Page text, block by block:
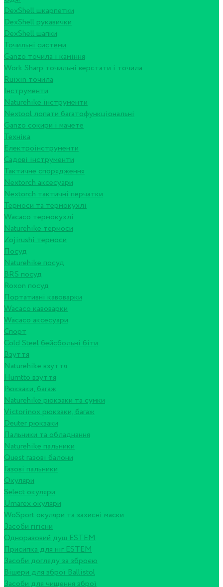
DexShell шкарпетки
DexShell рукавички
DexShell шапки
Точильні системи
Ganzo точила і каміння
Work Sharp точильні верстати і точила
Ruixin точила
Інструменти
Naturehike інструменти
Nextool лопати багатофункціональні
Ganzo сокири і мачете
Техніка
Електроінструменти
Садові інструменти
Тактичне спорядження
Nextorch аксесуари
Nextorch тактичні перчатки
Термоси та термокухлі
Wacaco термокухлі
Naturehike термоси
Zojirushi термоси
Посуд
Naturehike посуд
BRS посуд
Roxon посуд
Портативні кавоварки
Wacaco кавоварки
Wacaco аксесуари
Спорт
Cold Steel бейсбольні біти
Взуття
Naturehike взуття
Humtto взуття
Рюкзаки, багаж
Naturehike рюкзаки та сумки
Victorinox рюкзаки, багаж
Deuter рюкзаки
Пальники та обладнання
Naturehike пальники
Quest газові балони
Газові пальники
Окуляри
Select окуляри
Umarex окуляри
WoSport окуляри та захисні маски
Засоби гігієни
Одноразовий душ ESTEM
Присипка для ніг ESTEM
Засоби догляду за зброєю
Вішери для зброї Ballistol
Засоби для чищення зброї